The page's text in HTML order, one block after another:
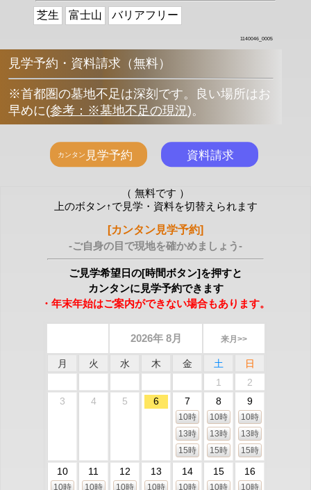
芝生 富士山 バリアフリー
1140046_0005
見学予約・資料請求（無料）
※首都圏の墓地不足は深刻です。良い場所はお
早めに(参考：※墓地不足の現況)。
（ 無料です ）
上のボタン↑で見学・資料を切替えられます
[カンタン見学予約]
-ご自身の目で現地を確かめましょう-
ご見学希望日の[時間ボタン]を押すと
カンタンに見学予約できます
・年末年始はご案内ができない場合もあります。
2026年 8月 来月>>
月 火 水 木 金 土
日
1
2
3
4 5 6 7
10時
13時
15時
8
10時
13時
15時
9
10時
13時
15時
10
10時
11
10時
12
10時
13
10時
14
10時
15
10時
16
10時